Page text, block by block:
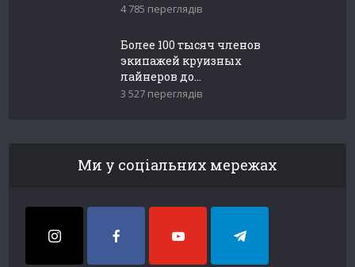
4 785 переглядів
Более 100 тысяч членов
экипажей круизных
лайнеров до...
3 527 переглядів
Ми у соціальних мережах